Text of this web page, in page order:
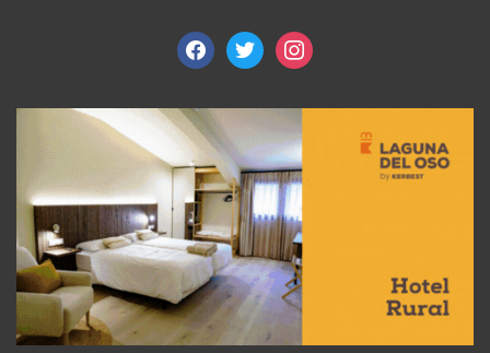
facebooktwitterinstagram